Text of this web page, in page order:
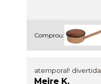
Comprou:
atemporal!
Meire K.